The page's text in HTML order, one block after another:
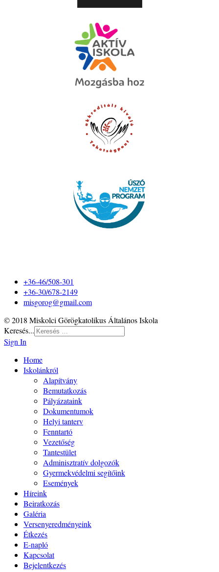
+36-46/508-301
+36-30/678-2149
misgorog@gmail.com
© 2018 Miskolci Görögkatolikus Általános Iskola
Keresés...
Sign In
Home
Iskolánkról
Alapítvány
Bemutatkozás
Pályázataink
Dokumentumok
Helyi tanterv
Fenntartó
Vezetőség
Tantestület
Adminisztratív dolgozók
Gyermekvédelmi segítőink
Események
Híreink
Beiratkozás
Galéria
Versenyeredményeink
Étkezés
E-napló
Kapcsolat
Bejelentkezés